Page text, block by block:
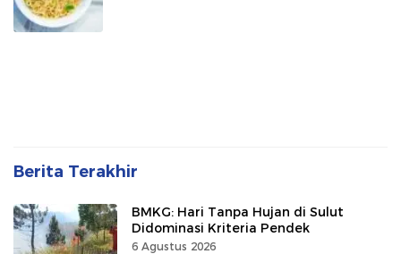
Berita Terakhir
BMKG: Hari Tanpa Hujan di Sulut
Didominasi Kriteria Pendek
6 Agustus 2026